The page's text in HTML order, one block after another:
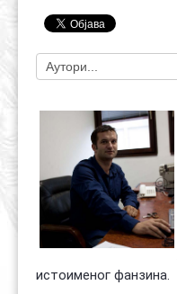
истоименог фанзина.
Органи
Хол славе
Контакт